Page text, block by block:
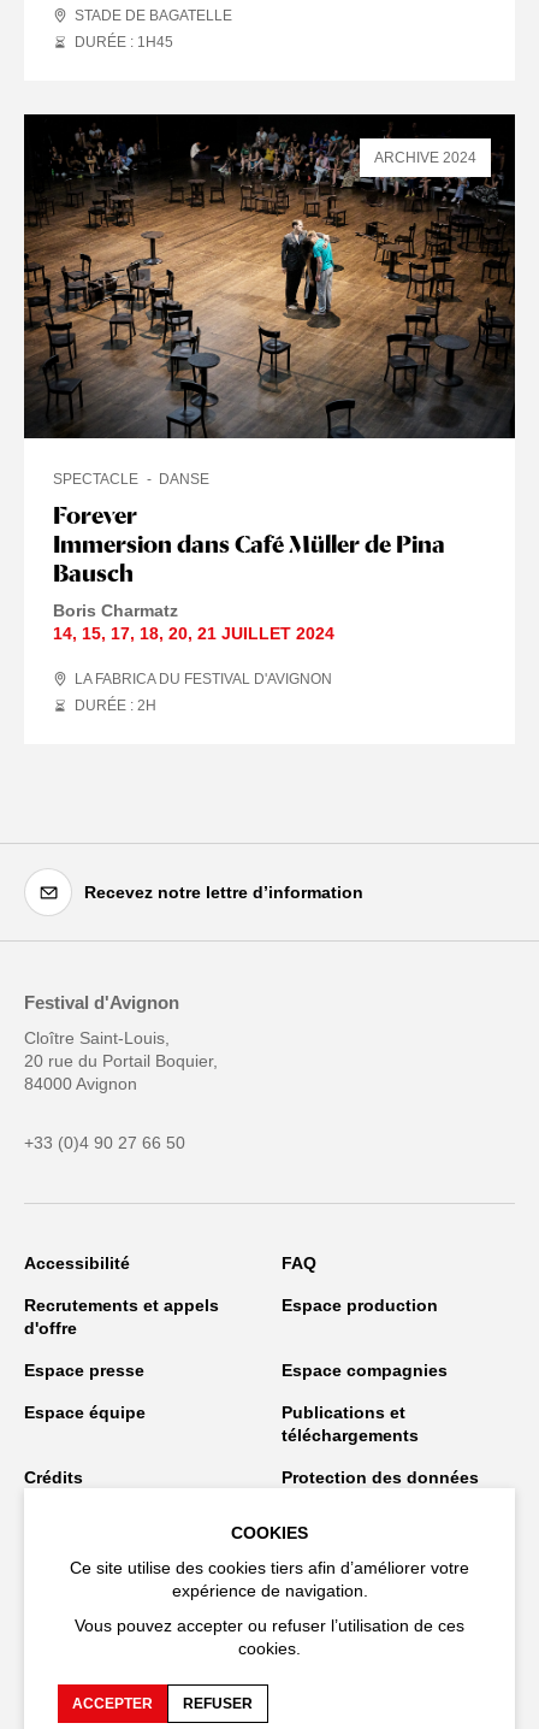
STADE DE BAGATELLE
DURÉE : 1 H45
Forever
Immersion dans Café Müller de Pina
Bausch
SPECTACLE DANSE
Boris Charmatz
14, 15, 17, 18, 20, 21 JUILLET 2024
LA FABRICA DU FESTIVAL D'AVIGNON
DURÉE : 2 H
ARCHIVE 2024
Recevez notre lettre d’information
Festival d'Avignon
Cloître Saint-Louis,
20 rue du Portail Boquier,
84000 Avignon
+33 (0)4 90 27 66 50
Accessibilité FAQ
Recrutements et appels
d'offre
Espace production
Espace presse Espace compagnies
Espace équipe
Publications et
téléchargements
Crédits
Protection des données
Restez connecté
COOKIES
Ce site utilise des cookies tiers afin d’améliorer votre
expérience de navigation.
Vous pouvez accepter ou refuser l’utilisation de ces
cookies.
ACCEPTER REFUSER